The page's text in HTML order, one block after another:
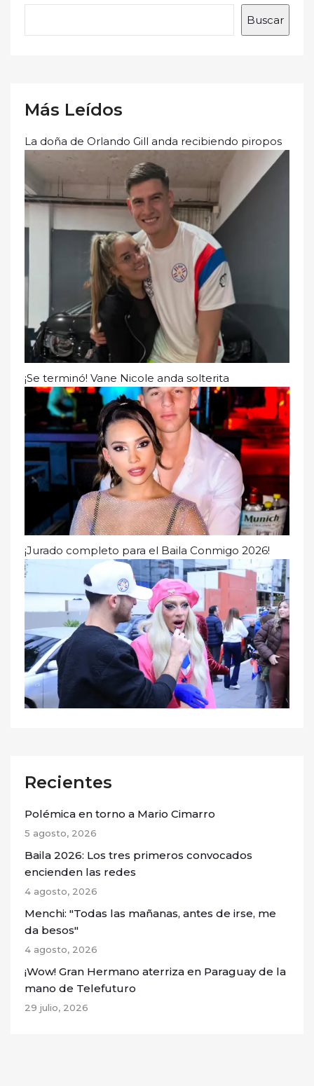
Buscar
Más Leídos
La doña de Orlando Gill anda recibiendo piropos
¡Se terminó! Vane Nicole anda solterita
¡Jurado completo para el Baila Conmigo 2026!
Recientes
Polémica en torno a Mario Cimarro
5 agosto, 2026
Baila 2026: Los tres primeros convocados
encienden las redes
4 agosto, 2026
Menchi: "Todas las mañanas, antes de irse, me
da besos"
4 agosto, 2026
¡Wow! Gran Hermano aterriza en Paraguay de la
mano de Telefuturo
29 julio, 2026